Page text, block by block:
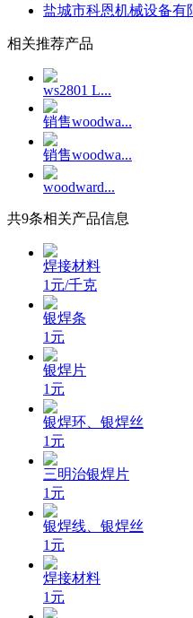
盐城市科恩机械设备有
相关推荐产品
ws2801 L...
销售woodwa...
销售woodwa...
woodward...
共9条相关产品信息
焊接材料
1元/千克
银焊条
1元
银焊片
1元
银焊环、银焊丝
1元
三明治银焊片
1元
银焊线、银焊丝
1元
焊接材料
1元